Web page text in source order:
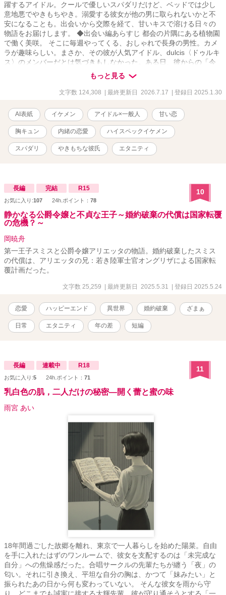
躍するアイドル。クールで優しいスパダリだけど、ベッドでは少し
意地悪でやきもちやき。溺愛する彼女が他の男に取られないかと不
安になることも。出会いから交際を経て、甘いキスで溶ける日々の
物語をお届けします。 ◆出会い編あらすじ 都会の片隅にある植物園
で働く美咲。 そこに毎週やってくる、おしゃれで長身の男性。カメ
ラが趣味らしい。まさか、その彼が人気アイドル、dulcis〈ドゥルキ
ス〉のメンバーだとは気づきもしなかった。ある日、彼からの「今
夜会いたい」と突然のお誘い。 毎日同じだと思っていた日常、つい
に変わるときがきた。 【作者より】 ・章ごとに完結しているので、
長編ですがお好きな章から読んでいただいてOKです ・みなさまの心
は5人組アイドル。他のメンバーの物語も合わせてご覧ください
※2026年3月より改稿していきます。 一時的に非公開の章になるこ
とがあります。内容が大きく変わることはありませんがご了承くだ
さい。
もっと見る
文字数 124,308 | 最終更新日 2026.7.17 | 登録日 2025.1.30
AI表紙 イケメン アイドル×一般人 甘い恋
胸キュン 内緒の恋愛 ハイスペックイケメン
スパダリ やきもちな彼氏 エタニティ
長編 完結 R15
お気に入り:107 24h.ポイント： 78
10
静かなる公爵令嬢と不貞な王子～婚約破棄の代償は国家転覆
の危機？～
岡暁舟
第一王子スミスと公爵令嬢アリエッタの物語。婚約破棄したスミス
の代償は、アリエッタの兄：若き陸軍士官オングリザによる国家転
覆計画だった。
文字数 25,259 | 最終更新日 2025.5.31 | 登録日 2025.5.24
恋愛 ハッピーエンド 異世界 婚約破棄 ざまぁ
日常 エタニティ 年の差 短編
長編 連載中 R18
お気に入り:5 24h.ポイント： 71
11
乳白色の肌，二人だけの秘密―開く蕾と蜜の味
雨宮 あい
18年間過ごした故郷を離れ、東京で一人暮らしを始めた陽菜。自由
を手に入れたはずのワンルームで、彼女を支配するのは「未完成な
自分」への焦燥感だった。合唱サークルの先輩たちが纏う「夜」の
匂い。それに引き換え、平坦な自分の胸は、かつて「妹みたい」と
振られたあの日から何も変わっていない。 そんな彼女を雨から守